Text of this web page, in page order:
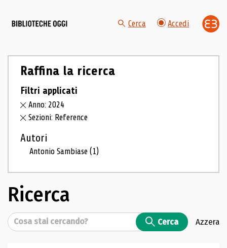
Cerca Accedi
Raffina la ricerca
Filtri applicati
Anno: 2024
Sezioni: Reference
Autori
Antonio Sambiase(1)
Ricerca
Cerca Cerca Azzera